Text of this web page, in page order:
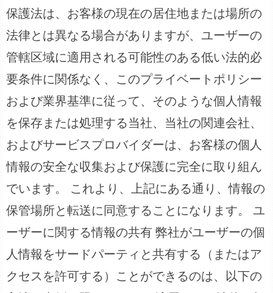
保護法は、お客様の現在の居住地または場所の
法律とは異なる場合がありますが、ユーザーの
管轄区域に適用される可能性のある低い法的必
要条件に関係なく、このプライベートポリシー
および業界基準に従って、そのような個人情報
を保存または処理する当社、当社の関連会社、
およびサービスプロバイダーは、お客様の個人
情報の安全な収集および保護に完全に取り組ん
でいます。 これより、上記にある通り、情報の
保管場所と転送に同意することになります。 ユ
ーザーに関する情報の共有 弊社がユーザーの個
人情報をサードパーティと共有する（またはア
クセスを許可する）ことができるのは、以下の